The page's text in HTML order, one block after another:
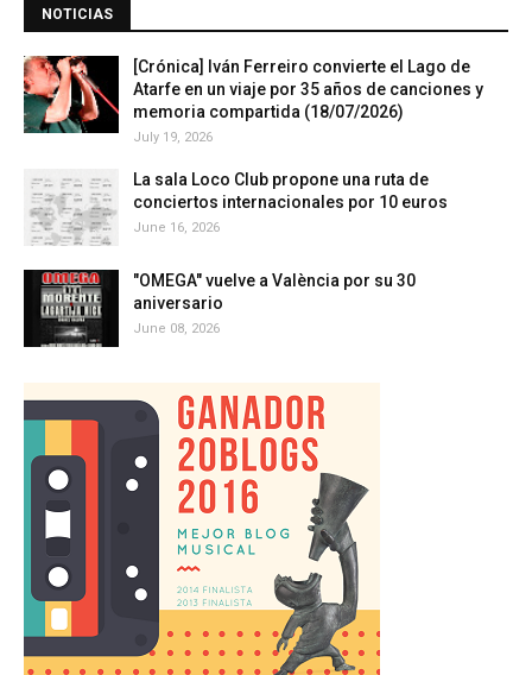
NOTICIAS
[Crónica] Iván Ferreiro convierte el Lago de
Atarfe en un viaje por 35 años de canciones y
memoria compartida (18/07/2026)
July 19, 2026
La sala Loco Club propone una ruta de
conciertos internacionales por 10 euros
June 16, 2026
"OMEGA" vuelve a València por su 30
aniversario
June 08, 2026